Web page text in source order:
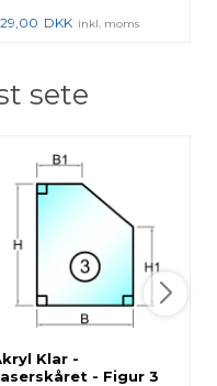
DKK inkl. moms
sete
Klar -
- Figur 3